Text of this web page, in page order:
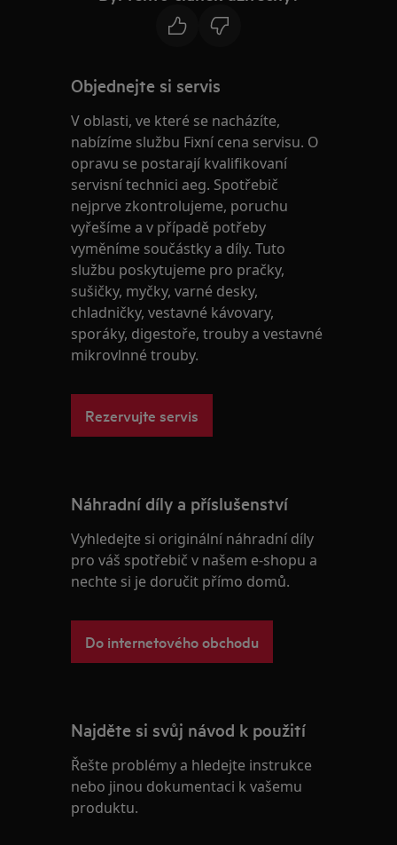
Objednejte si servis
V oblasti, ve které se nacházíte,
nabízíme službu Fixní cena servisu. O
opravu se postarají kvalifikovaní
servisní technici aeg. Spotřebič
nejprve zkontrolujeme, poruchu
vyřešíme a v případě potřeby
vyměníme součástky a díly. Tuto
službu poskytujeme pro pračky,
sušičky, myčky, varné desky,
chladničky, vestavné kávovary,
sporáky, digestoře, trouby a vestavné
mikrovlnné trouby.
Rezervujte servis
Náhradní díly a příslušenství
Vyhledejte si originální náhradní díly
pro váš spotřebič v našem e-shopu a
nechte si je doručit přímo domů.
Do internetového obchodu
Najděte si svůj návod k použití
Řešte problémy a hledejte instrukce
nebo jinou dokumentaci k vašemu
produktu.